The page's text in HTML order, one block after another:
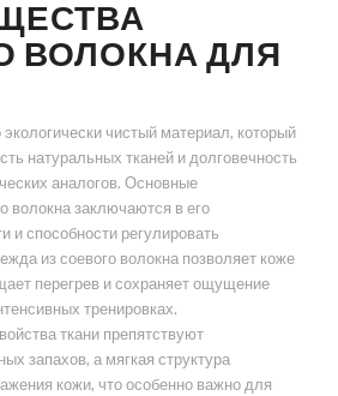
ВОЛОКНА ДЛЯ
чистый материал, который
натуральных тканей и долговечность
аналогов. Основные
волокна заключаются в его
и способности регулировать
из соевого волокна позволяет коже
перегрев и сохраняет ощущение
тренировках.
ткани препятствуют
запахов, а мягкая структура
кожи, что особенно важно для